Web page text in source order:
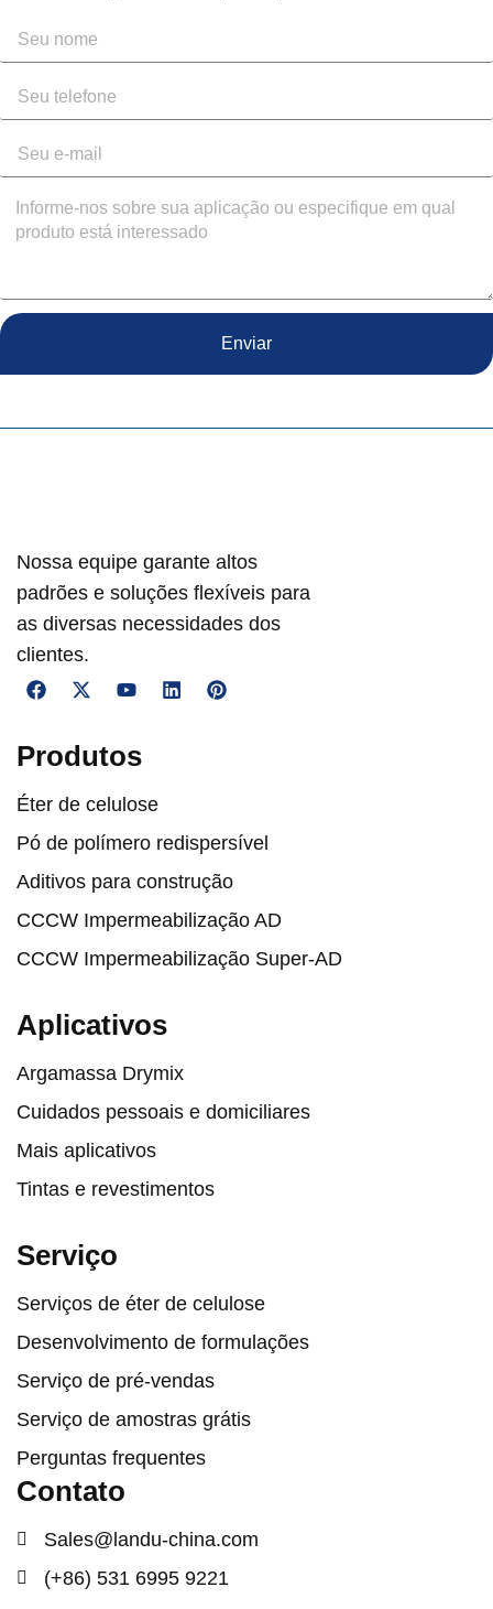
Enviar
Nossa equipe garante altos
padrões e soluções flexíveis para
as diversas necessidades dos
clientes.
Produtos
Éter de celulose
Pó de polímero redispersível
Aditivos para construção
CCCW Impermeabilização AD
CCCW Impermeabilização Super-AD
Aplicativos
Argamassa Drymix
Cuidados pessoais e domiciliares
Mais aplicativos
Tintas e revestimentos
Serviço
Serviços de éter de celulose
Desenvolvimento de formulações
Serviço de pré-vendas
Serviço de amostras grátis
Perguntas frequentes
Contato
Sales@landu-china.com
(+86) 531 6995 9221